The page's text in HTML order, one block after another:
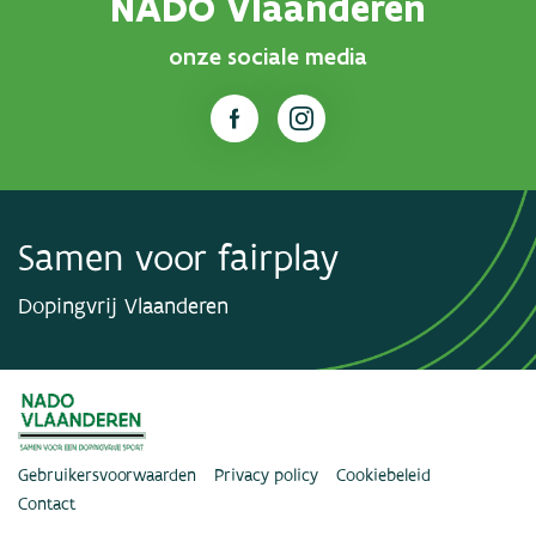
onze sociale media
Samen voor fairplay
Dopingvrij Vlaanderen
Gebruikersvoorwaarden Privacy policy
Cookiebeleid
Contact